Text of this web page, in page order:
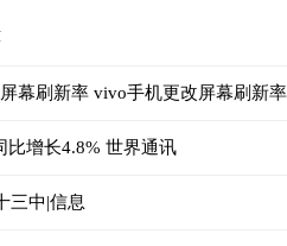
幕刷新率 vivo手机更改屏幕刷新
比增长4.8% 世界通讯
三中|信息